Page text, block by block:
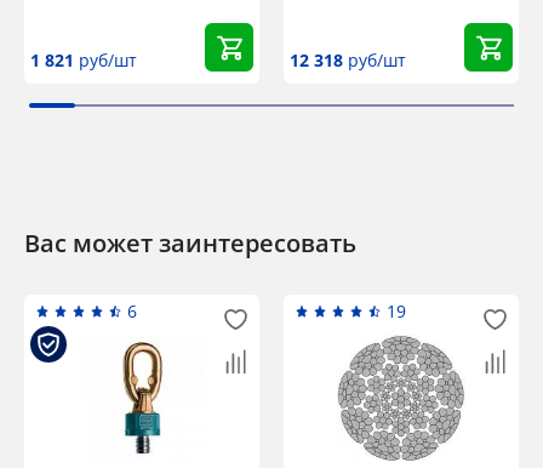
1 821 руб/шт 12 318 руб/шт
Вас может заинтересовать
6 19